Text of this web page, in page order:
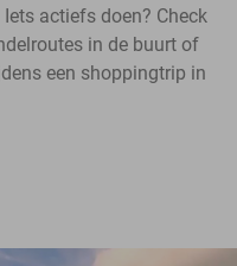
actiefs doen? Check
in de buurt of
een shoppingtrip in